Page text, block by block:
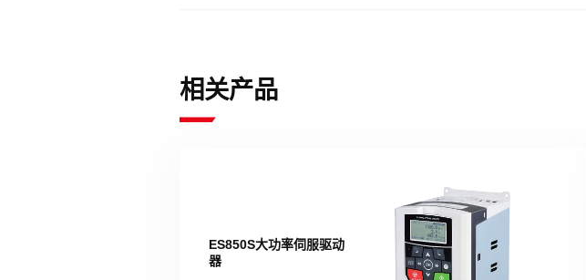
相关产品
ES850S大功率伺服驱动
器